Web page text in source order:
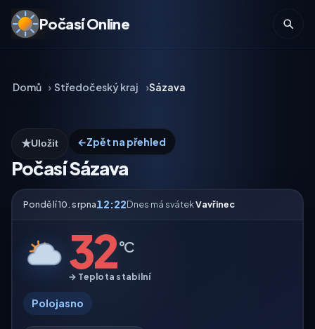
Počasí Online
Domů Středočeský kraj Sázava
←Zpět na přehled
Počasí Sázava
★Uložit
Pondělí 10. srpna12:22Dnes má svátekVavřinec
32°C
→ Teplota stabilní
Polojasno